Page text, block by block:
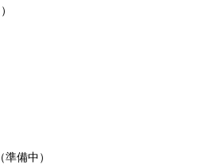
備中）